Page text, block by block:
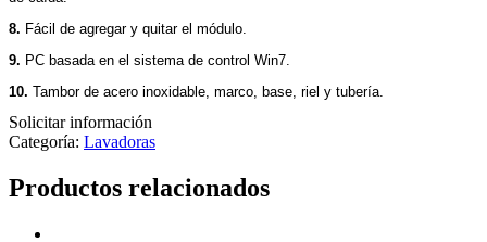
8. Fácil de agregar y quitar el módulo.
9. PC basada en el sistema de control Win7.
10. Tambor de acero inoxidable, marco, base, riel y tubería.
Solicitar información
Categoría: Lavadoras
Productos relacionados